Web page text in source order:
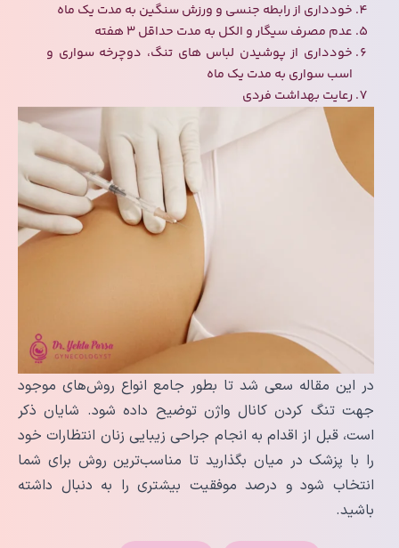
خودداری از رابطه جنسی و ورزش سنگین به مدت یک ماه
عدم مصرف سیگار و الکل به مدت حداقل ۳ هفته
خودداری از پوشیدن لباس های تنگ، دوچرخه سواری و
اسب سواری به مدت یک ماه
رعایت بهداشت فردی
در این مقاله سعی شد تا بطور جامع انواع روش‌های موجود
جهت تنگ کردن کانال واژن توضیح داده شود. شایان ذکر
است، قبل از اقدام به انجام جراحی زیبایی زنان انتظارات خود
را با پزشک در میان بگذارید تا مناسب‌ترین روش برای شما
انتخاب شود و درصد موفقیت بیشتری را به دنبال داشته
باشید.